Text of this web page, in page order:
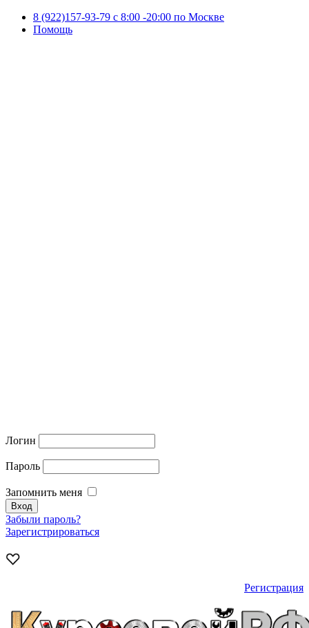
8 (922)157-93-79 c 8:00 -20:00 по Москве
Помощь
Логин
Пароль
Запомнить меня
Забыли пароль?
Зарегистрироваться
Регистрация